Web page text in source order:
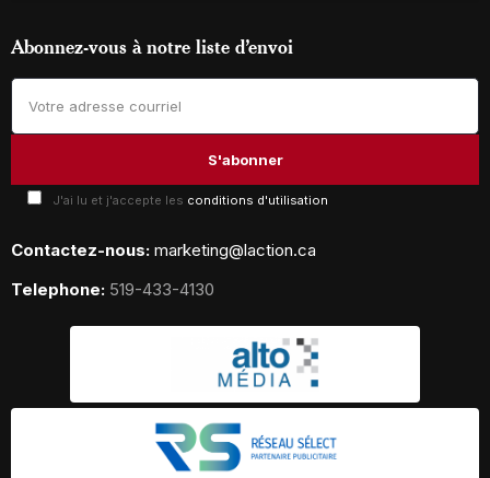
Abonnez-vous à notre liste d’envoi
J'ai lu et j'accepte les conditions d'utilisation
Contactez-nous: marketing@laction.ca
Telephone: 519-433-4130